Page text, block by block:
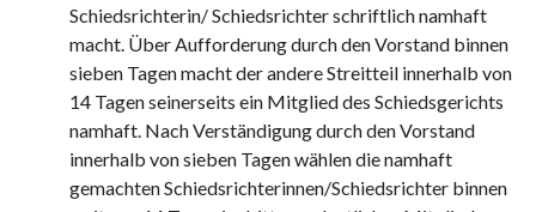
Schiedsrichterin/ Schiedsrichter schriftlich namhaft
macht. Über Aufforderung durch den Vorstand binnen
sieben Tagen macht der andere Streitteil innerhalb von
14 Tagen seinerseits ein Mitglied des Schiedsgerichts
namhaft. Nach Verständigung durch den Vorstand
innerhalb von sieben Tagen wählen die namhaft
gemachten Schiedsrichterinnen/Schiedsrichter binnen